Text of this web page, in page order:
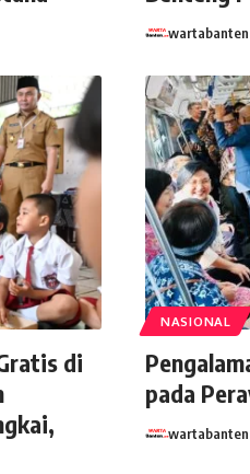
wartabanten
di
NASIONAL
pada
wartabanten